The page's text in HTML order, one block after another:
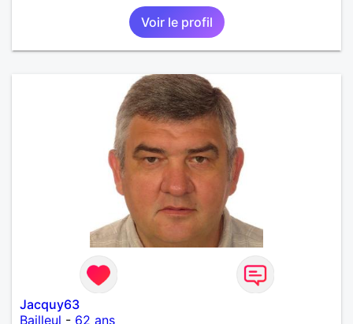
Voir le profil
Jacquy63
Bailleul - 62 ans